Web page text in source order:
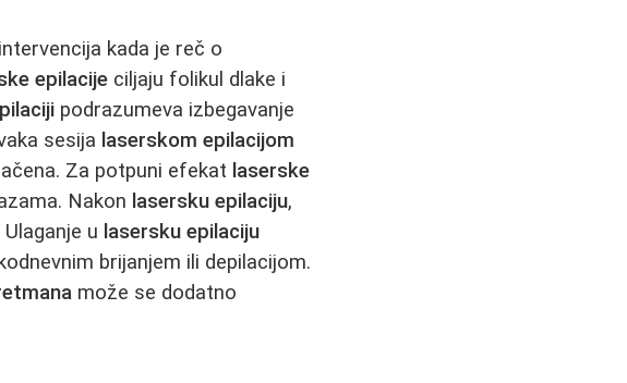
kada je reč o
epilacije ciljaju folikul dlake i
podrazumeva izbegavanje
sesija laserskom epilacijom
Za potpuni efekat laserske
Nakon lasersku epilaciju,
u lasersku epilaciju
brijanjem ili depilacijom.
može se dodatno